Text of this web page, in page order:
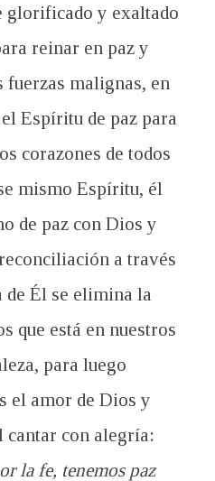
glorificado y exaltado
reinar en paz y
fuerzas malignas, en
Espíritu de paz para
corazones de todos
mismo Espíritu, él
de paz con Dios y
a través
de Él se elimina la
que está en nuestros
para luego
el amor de Dios y
cantar con alegría:
la fe, tenemos paz